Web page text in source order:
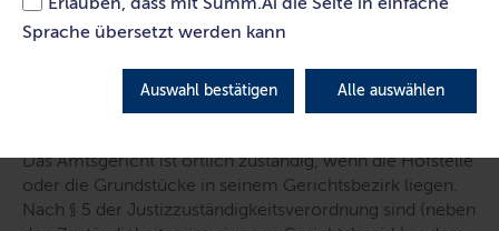
Sprache übersetzt werden kann
Auswahl bestätigen Alle auswählen
LETZTE AKTUALISIERUNG: 29.11.2021
Zuständigkeit auf einen Blick
Das Amtsgericht ist örtlich zuständig, wenn die Hofstelle
oder die Grundstücke in seinem Gerichtsbezirk liegen.
Nach § 5 der Justizzuständigkeitsverordnung sind (neben